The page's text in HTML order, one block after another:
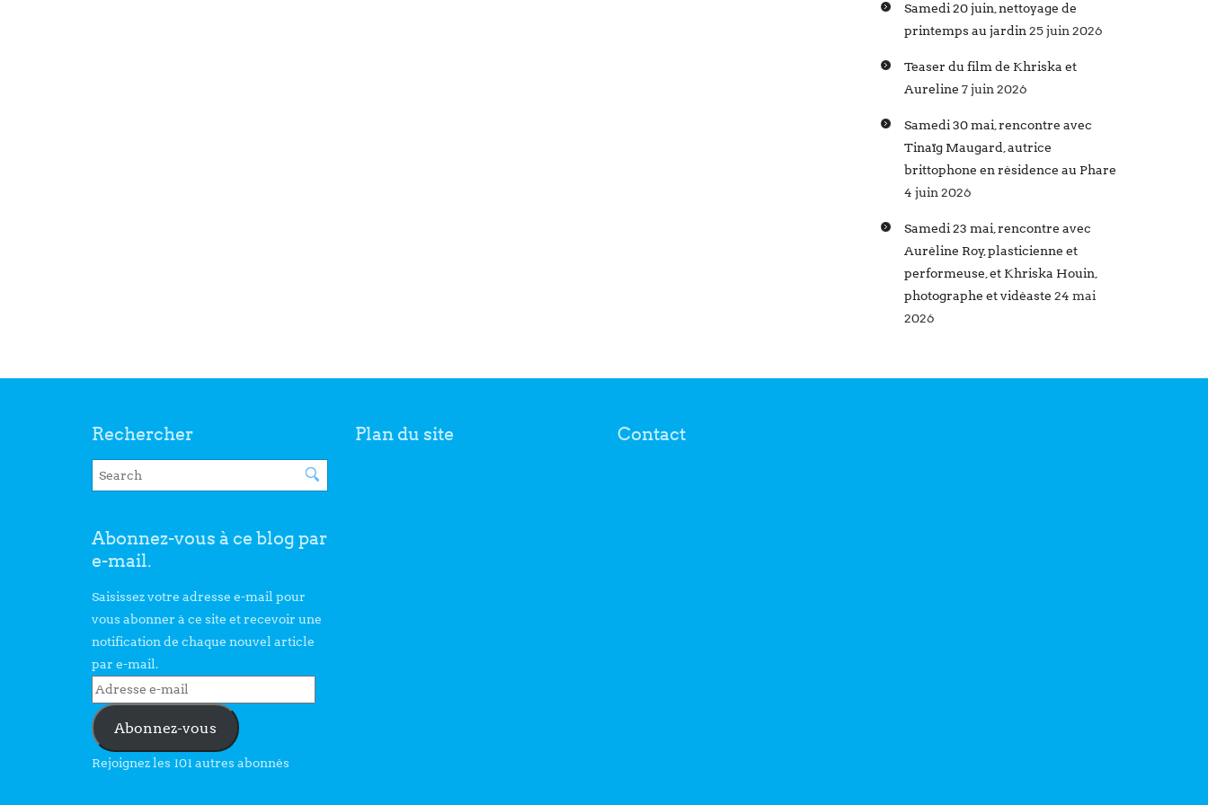
Samedi 20 juin, nettoyage de
printemps au jardin 25 juin 2026
Teaser du film de Khriska et
Aureline 7 juin 2026
Samedi 30 mai, rencontre avec
Tinaïg Maugard, autrice
brittophone en résidence au Phare
4 juin 2026
Samedi 23 mai, rencontre avec
Auréline Roy, plasticienne et
performeuse, et Khriska Houin,
photographe et vidéaste 24 mai
2026
Rechercher
Abonnez-vous à ce blog par
e-mail.
Saisissez votre adresse e-mail pour
vous abonner à ce site et recevoir une
notification de chaque nouvel article
par e-mail.
Abonnez-vous
Rejoignez les 101 autres abonnés
Plan du site Contact